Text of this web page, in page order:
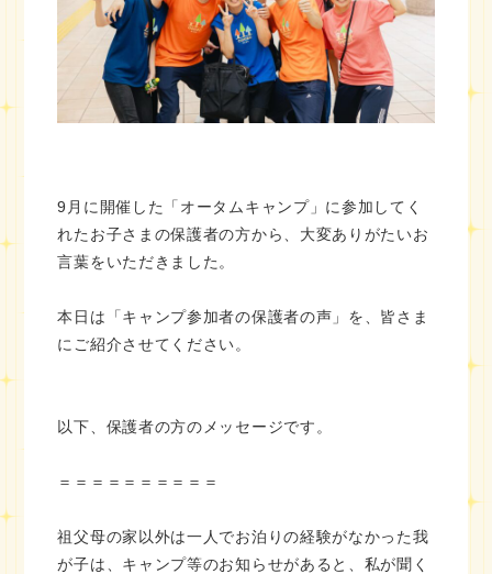
9月に開催した「オータムキャンプ」に参加してく
れたお子さまの保護者の方から、大変ありがたいお
言葉をいただきました。
本日は「キャンプ参加者の保護者の声」を、皆さま
にご紹介させてください。
以下、保護者の方のメッセージです。
＝＝＝＝＝＝＝＝＝＝
祖父母の家以外は一人でお泊りの経験がなかった我
が子は、キャンプ等のお知らせがあると、私が聞く